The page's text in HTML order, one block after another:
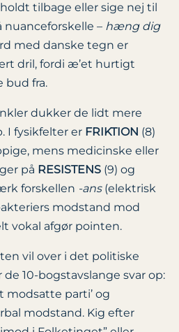
tilbage eller sige nej til
– hæng dig
med danske tegn er
dril, fordi æ’et hurtigt
bud fra.
dukker de lidt mere
I fysikfelter er FRIKTION (8)
mens medicinske eller
på RESISTENS (9) og
forskellen -ans(elektrisk
modstand mod
vokal afgør pointen.
vil over i det politiske
10-bogstavslange svar op:
modsatte parti’ og
modstand. Kig efter